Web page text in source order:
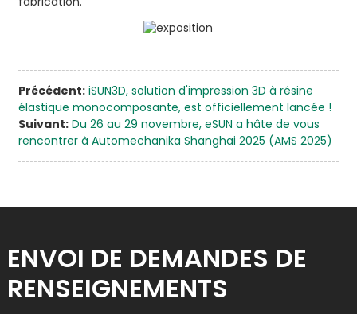
Précédent: iSUN3D, solution d'impression 3D à résine
élastique monocomposante, est officiellement lancée !
Suivant: Du 26 au 29 novembre, eSUN a hâte de vous
rencontrer à Automechanika Shanghai 2025 (AMS 2025)
ENVOI DE DEMANDES DE
RENSEIGNEMENTS